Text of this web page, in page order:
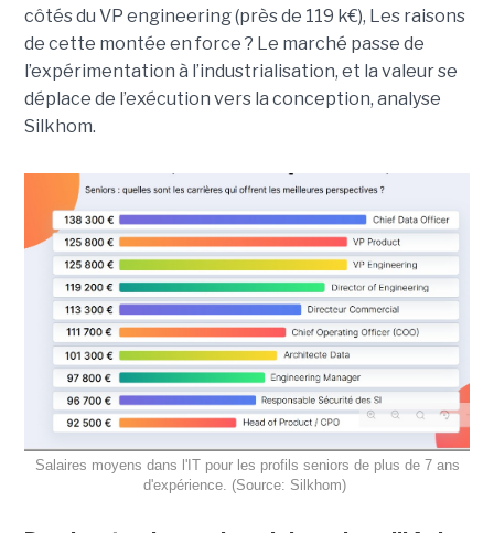
côtés du VP engineering (près de 119 k€), Les raisons
de cette montée en force ? Le marché passe de
l’expérimentation à l’industrialisation, et la valeur se
déplace de l’exécution vers la conception, analyse
Silkhom.
Salaires moyens dans l'IT pour les profils seniors de plus de 7 ans
d'expérience. (Source: Silkhom)